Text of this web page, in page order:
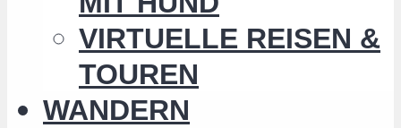
VIRTUELLE REISEN &
TOUREN
WANDERN